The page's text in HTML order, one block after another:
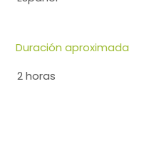
Duración aproximada
2 horas